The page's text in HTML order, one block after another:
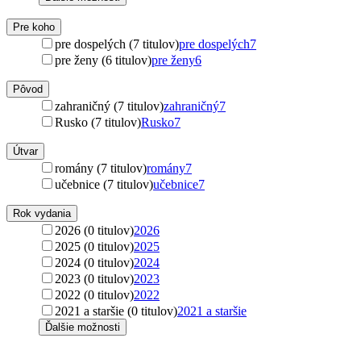
Pre koho
pre dospelých (7 titulov)pre dospelých7
pre ženy (6 titulov)pre ženy6
Pôvod
zahraničný (7 titulov)zahraničný7
Rusko (7 titulov)Rusko7
Útvar
romány (7 titulov)romány7
učebnice (7 titulov)učebnice7
Rok vydania
2026 (0 titulov)2026
2025 (0 titulov)2025
2024 (0 titulov)2024
2023 (0 titulov)2023
2022 (0 titulov)2022
2021 a staršie (0 titulov)2021 a staršie
Ďalšie možnosti